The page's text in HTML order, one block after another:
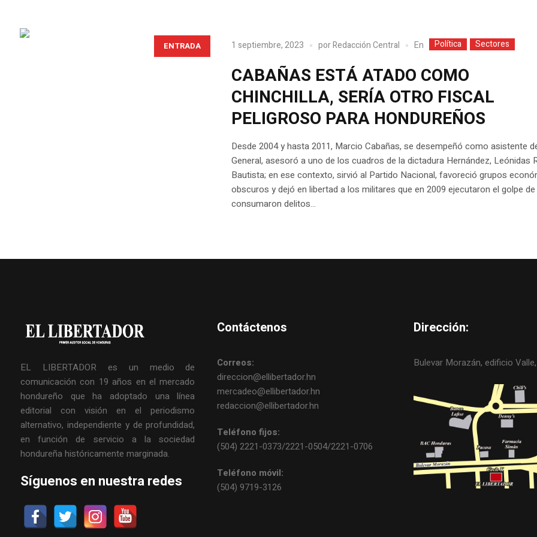
ENTRADA 1 septiembre, 2023 porRedacción Central En Política Sectores
CABAÑAS ESTÁ ATADO COMO
CHINCHILLA, SERÍA OTRO FISCAL
PELIGROSO PARA HONDUREÑOS
Desde 2004 y hasta 2011, Marcio Cabañas, se desempeñó como asistente
General, asesoró a uno de los cuadros de la dictadura Hernández, Leónidas
Bautista; en ese contexto, sirvió al Partido Nacional, favoreció grupos
obscuros y dejó en libertad a los militares que en 2009 ejecutaron el golpe
consumaron delitos...
EL LIBERTADOR es un medio de
comunicación con 19 años en el mercado
hondureño que ha adoptado una línea
editorial con visión en el periodismo
alternativo, independiente y de profundidad,
en función de servicio a la sociedad
hondureña históricamente marginada.
Síguenos en nuestra redes
Contáctenos
Correos:
direccion@ellibertador.hn
mercadeo@ellibertador.hn
redaccion@ellibertador.hn
Teléfono fijos:
(504) 2221-0373/2221-0504/2221-0706
Teléfono móvil:
(504) 9719-3126
Dirección:
Bulevar Morazán, edificio